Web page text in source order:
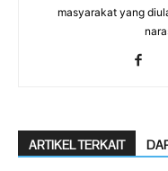
masyarakat yang
ARTIKEL TERKAIT